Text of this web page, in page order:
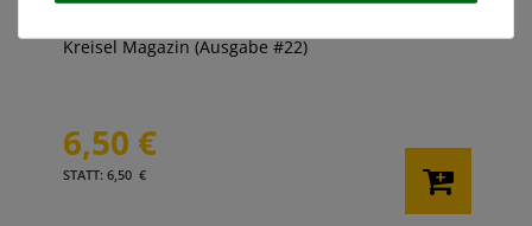
Kreisel Magazin (Ausgabe #22)
6,50 €
STATT: 6,50 €